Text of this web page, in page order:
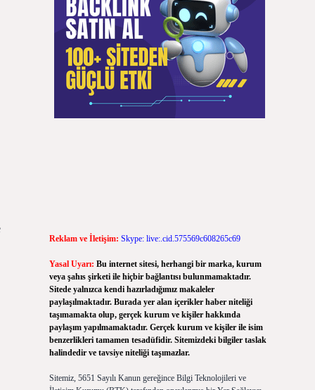
Reklam ve İletişim: Skype: live:.cid.575569c608265c69
Yasal Uyarı: Bu internet sitesi, herhangi bir marka, kurum
veya şahıs şirketi ile hiçbir bağlantısı bulunmamaktadır.
Sitede yalnızca kendi hazırladığımız makaleler
paylaşılmaktadır. Burada yer alan içerikler haber niteliği
taşımamakta olup, gerçek kurum ve kişiler hakkında
paylaşım yapılmamaktadır. Gerçek kurum ve kişiler ile isim
benzerlikleri tamamen tesadüfidir. Sitemizdeki bilgiler taslak
halindedir ve tavsiye niteliği taşımazlar.
Sitemiz, 5651 Sayılı Kanun gereğince Bilgi Teknolojileri ve